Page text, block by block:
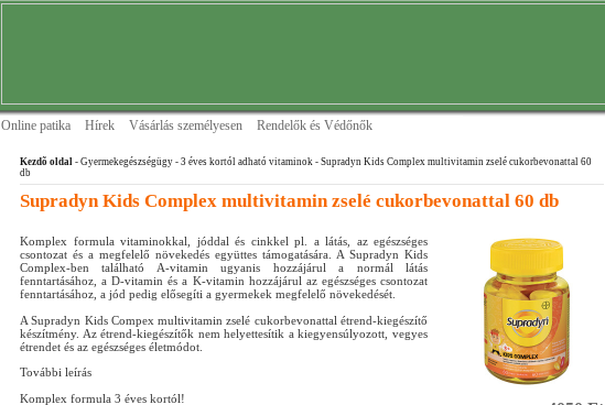
Online patika Hírek Vásárlás személyesen Rendelők és Védőnők
Kezdõ oldal - Gyermekegészségügy - 3 éves kortól adható vitaminok - Supradyn Kids Complex multivitamin zselé cukorbevonattal 60
db
Supradyn Kids Complex multivitamin zselé cukorbevonattal 60 db
Komplex formula vitaminokkal, jóddal és cinkkel pl. a látás, az egészséges
csontozat és a megfelelő növekedés együttes támogatására. A Supradyn Kids
Complex-ben található A-vitamin ugyanis hozzájárul a normál látás
fenntartásához, a D-vitamin és a K-vitamin hozzájárul az egészséges csontozat
fenntartásához, a jód pedig elősegíti a gyermekek megfelelő növekedését.
A Supradyn Kids Compex multivitamin zselé cukorbevonattal étrend-kiegészítő
készítmény. Az étrend-kiegészítők nem helyettesítik a kiegyensúlyozott, vegyes
étrendet és az egészséges életmódot.
További leírás
Komplex formula 3 éves kortól!